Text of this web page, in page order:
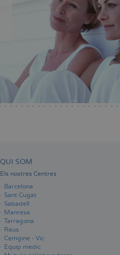
QUI SOM
Els nostres Centres
Barcelona
Sant Cugat
Sabadell
Manresa
Tarragona
Reus
Cemgine - Vic
Equip mèdic